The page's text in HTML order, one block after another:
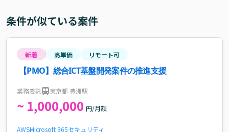
条件が似ている案件
新着 高単価 リモート可
【PMO】総合ICT基盤開発案件の推進支援
業務委託 東京都 豊洲駅
~ 1,000,000 円/月額
AWSMicrosoft 365セキュリティ